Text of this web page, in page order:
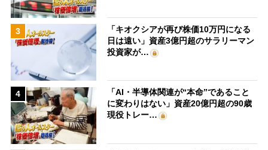
3
「キオクシアが再び株価10万円になる
日は遠い」資産3億円超のサラリーマン
投資家が…
4
「AI・半導体関連が“本命”であること
に変わりはない」資産20億円超の90歳
現役トレー…